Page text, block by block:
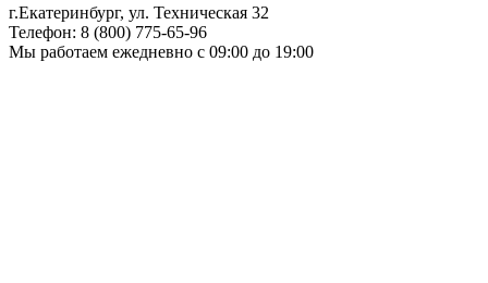
г.Екатеринбург, ул. Техническая 32
Телефон: 8 (800) 775-65-96
Мы работаем ежедневно с 09:00 до 19:00